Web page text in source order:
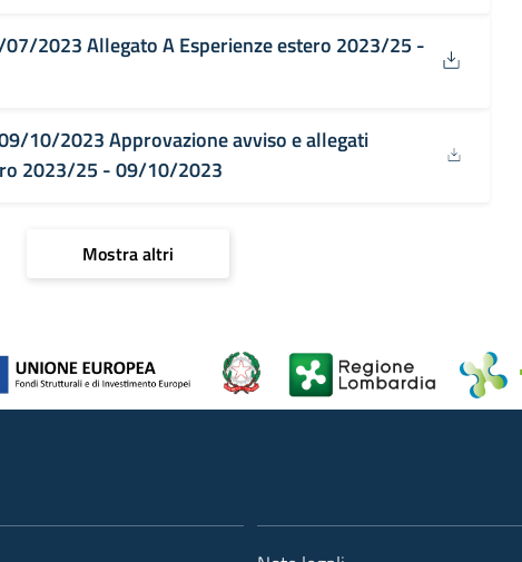
07/2023 Allegato A Esperienze estero 2023/25 -
10/2023 Approvazione avviso e allegati
2023/25 - 09/10/2023
Mostra altri